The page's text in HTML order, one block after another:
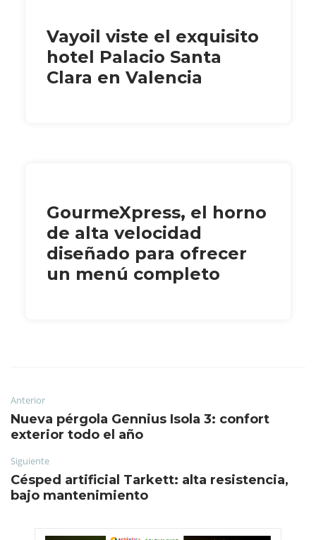
Vayoil viste el exquisito
hotel Palacio Santa
Clara en Valencia
GourmeXpress, el horno
de alta velocidad
diseñado para ofrecer
un menú completo
Anterior
Nueva pérgola Gennius Isola 3: confort
exterior todo el año
Siguiente
Césped artificial Tarkett: alta resistencia,
bajo mantenimiento